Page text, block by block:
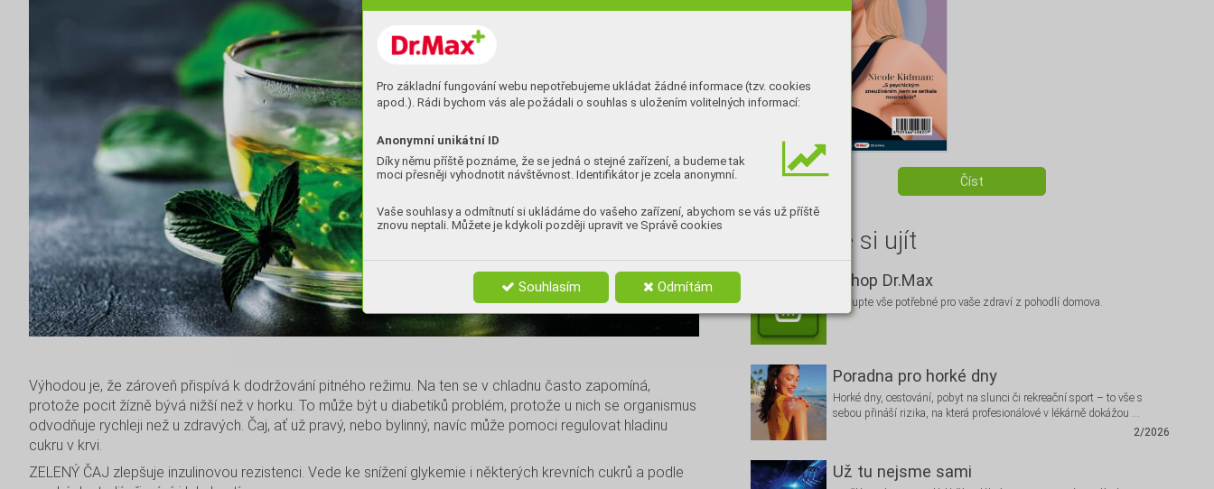
Pro základní fungování webu nepotřebujeme ukládat žádné informace (tzv. cookies
apod.). Rádi bychom vás ale požádali o souhlas s uložením volitelných informací:
Anonymní unikátní ID
Díky němu příště poznáme, že se jedná o stejné zařízení, a budeme tak
moci přesněji vyhodnotit návštěvnost. Identifikátor je zcela anonymní.
Vaše souhlasy a odmítnutí si ukládáme do vašeho zařízení, abychom se vás už příště
znovu neptali. Můžete je kdykoli později upravit ve Správě cookies
Souhlasím Odmítám
Výhodou je, že zároveň přispívá k dodržování pitného režimu. Na ten se v chladnu často zapomíná,
protože pocit žízně bývá nižší než v horku. To může být u diabetiků problém, protože u nich se organismus
odvodňuje rychleji než u zdravých. Čaj, ať už pravý, nebo bylinný, navíc může pomoci regulovat hladinu
cukru v krvi.
ZELENÝ ČAJ zlepšuje inzulinovou rezistenci. Vede ke snížení glykemie i některých krevních cukrů a podle
Číst
Nenechte si ujít
Eshop Dr.Max
Nakupte vše potřebné pro vaše zdraví z pohodlí domova.
Poradna pro horké dny
Horké dny, cestování, pobyt na slunci či rekreační sport – to vše s
sebou přináší rizika, na která profesionálové v lékárně dokážou …
2/2026
Už tu nejsme sami